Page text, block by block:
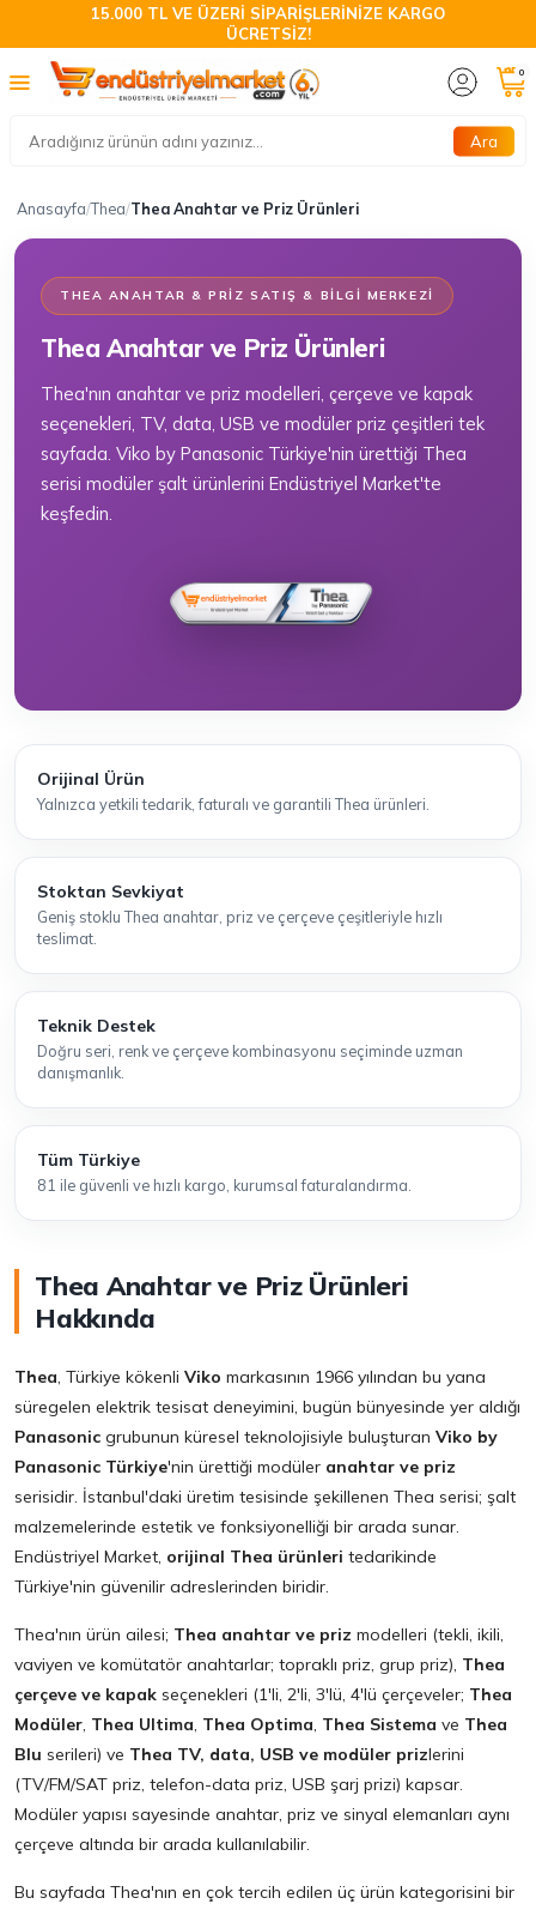
15.000 TL VE ÜZERİ SİPARİŞLERİNİZE KARGO
ÜCRETSİZ!
Ara
0
Anasayfa/Thea/Thea Anahtar ve Priz Ürünleri
THEA ANAHTAR & PRIZ SATIŞ & BILGI MERKEZI
Thea Anahtar ve Priz Ürünleri
Thea'nın anahtar ve priz modelleri, çerçeve ve kapak
seçenekleri, TV, data, USB ve modüler priz çeşitleri tek
sayfada. Viko by Panasonic Türkiye'nin ürettiği Thea
serisi modüler şalt ürünlerini Endüstriyel Market'te
keşfedin.
Orijinal Ürün
Yalnızca yetkili tedarik, faturalı ve garantili Thea ürünleri.
Stoktan Sevkiyat
Geniş stoklu Thea anahtar, priz ve çerçeve çeşitleriyle hızlı
teslimat.
Teknik Destek
Doğru seri, renk ve çerçeve kombinasyonu seçiminde uzman
danışmanlık.
Tüm Türkiye
81 ile güvenli ve hızlı kargo, kurumsal faturalandırma.
Thea Anahtar ve Priz Ürünleri
Hakkında
Thea, Türkiye kökenli Viko markasının 1966 yılından bu yana
süregelen elektrik tesisat deneyimini, bugün bünyesinde yer aldığı
Panasonic grubunun küresel teknolojisiyle buluşturan Viko by
Panasonic Türkiye'nin ürettiği modüler anahtar ve priz
serisidir. İstanbul'daki üretim tesisinde şekillenen Thea serisi; şalt
malzemelerinde estetik ve fonksiyonelliği bir arada sunar.
Endüstriyel Market, orijinal Thea ürünleri tedarikinde
Türkiye'nin güvenilir adreslerinden biridir.
Thea'nın ürün ailesi; Thea anahtar ve priz modelleri (tekli, ikili,
vaviyen ve komütatör anahtarlar; topraklı priz, grup priz), Thea
çerçeve ve kapak seçenekleri (1'li, 2'li, 3'lü, 4'lü çerçeveler; Thea
Modüler, Thea Ultima, Thea Optima, Thea Sistema ve Thea
Blu serileri) ve Thea TV, data, USB ve modüler prizlerini
(TV/FM/SAT priz, telefon-data priz, USB şarj prizi) kapsar.
Modüler yapısı sayesinde anahtar, priz ve sinyal elemanları aynı
çerçeve altında bir arada kullanılabilir.
Bu sayfada Thea'nın en çok tercih edilen üç ürün kategorisini bir